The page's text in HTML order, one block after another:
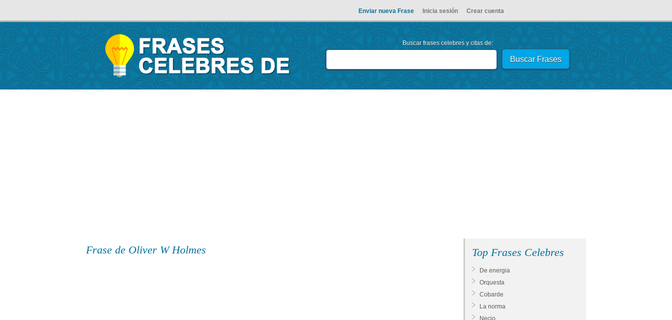
Enviar nueva Frase Inicia sesión Crear cuenta
Buscar frases celebres y citas de:
Frase de Oliver W Holmes Top Frases Celebres
De energia
Orquesta
Cobarde
La norma
Necio